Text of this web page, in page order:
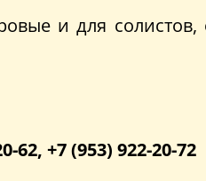
и для
62, +7 (953) 922-20-72